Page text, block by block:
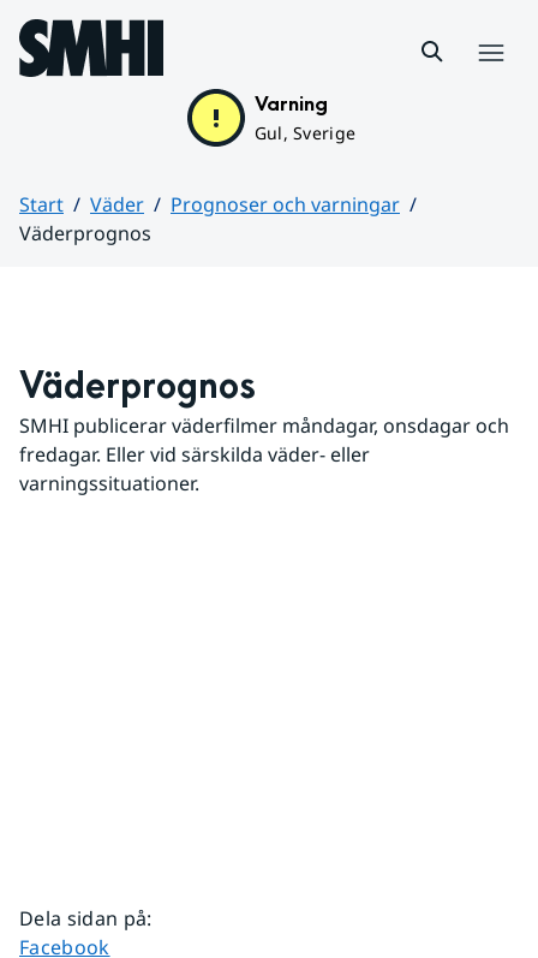
Hoppa till sidans innehåll
Varning
Gul, Sverige
Start Väder
Prognoser och varningar
Väderprognos
Väderprognos
SMHI publicerar väderfilmer måndagar, onsdagar och
fredagar. Eller vid särskilda väder- eller
varningssituationer.
Dela sidan på:
Dela sidan på
Facebook